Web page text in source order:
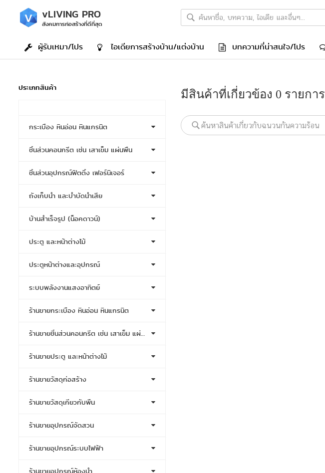
vLIVING PRO
สังคมการก่อสร้างที่ดีที่สุด
ผู้รับเหมา/โปร ไอเดียการสร้างบ้าน/แต่งบ้าน บทความที่น่าสนใจ/โปร
ประเภทสินค้า
กระเบื้อง หินอ่อน หินแกรนิต
ชิ้นส่วนคอนกรีต เช่น เสาเข็ม แผ่นพื้น
ชิ้นส่วนอุปกรณ์ฟิตติ้ง เฟอร์นิเจอร์
ถังเก็บน้ำ และบำบัดน้ำเสีย
บ้านสำเร็จรูป (น็อคดาวน์)
ประตู และหน้าต่างไม้
ประตูหน้าต่างและอุปกรณ์
ระบบพลังงานแสงอาทิตย์
ร้านขายกระเบื้อง หินอ่อน หินแกรนิต
ร้านขายชิ้นส่วนคอนกรีต เช่น เสาเข็ม แผ่นพื้น
ร้านขายประตู และหน้าต่างไม้
ร้านขายวัสดุก่อสร้าง
ร้านขายวัสดุเกี่ยวกับพื้น
ร้านขายอุปกรณ์จัดสวน
ร้านขายอุปกรณ์ระบบไฟฟ้า
ร้านขายอุปกรณ์ห้องน้ำ
มีสินค้าที่เกี่ยวข้อง 0 รายการ